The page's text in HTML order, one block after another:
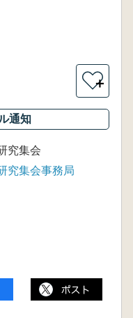
＋
通知
究集会
究集会事務局